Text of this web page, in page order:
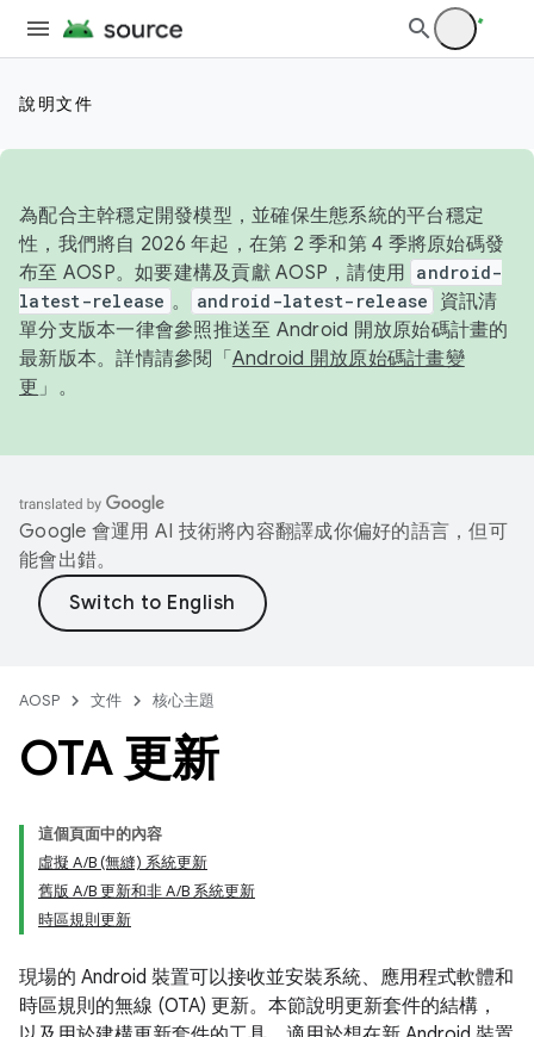
說明文件
為配合主幹穩定開發模型，並確保生態系統的平台穩定
性，我們將自 2026 年起，在第 2 季和第 4 季將原始碼發
布至 AOSP。如要建構及貢獻 AOSP，請使用 android-
latest-release 。 android-latest-release
資訊清
單分支版本一律會參照推送至 Android 開放原始碼計畫的
最新版本。詳情請參閱「 Android 開放原始碼計畫變
更 」。
Google 會運用 AI 技術將內容翻譯成你偏好的語言，但可
能會出錯。
AOSP 文件 核心主題
OTA 更新
這個頁面中的內容
虛擬 A/B (無縫) 系統更新
舊版 A/B 更新和非 A/B 系統更新
時區規則更新
現場的 Android 裝置可以接收並安裝系統、應用程式軟體和
時區規則的無線 (OTA) 更新。本節說明更新套件的結構，